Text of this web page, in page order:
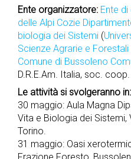
Ente organizzatore: Ente
delle Alpi Cozie
biologia dei Sistemi (
Scienze Agrarie e Forestali
Comune di Bussoleno
D.R.E.Am. Italia, soc. coop.
Le attività si svolgeranno in:
30 maggio: Aula Magna
Vita e Biologia dei Sistemi,
Torino.
31 maggio: Oasi